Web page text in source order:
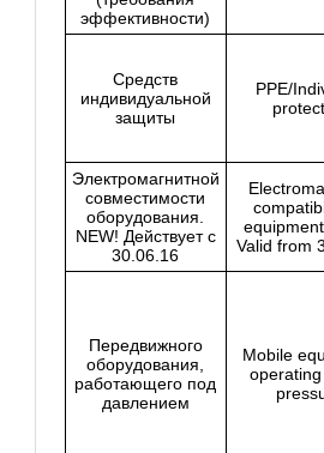
эффективности)
Средств
индивидуальной
защиты
PPE/
Электромагнитной
совместимости
оборудования.
NEW! Действует c
30.06.16
Valid from
Передвижного
оборудования,
работающего под
давлением
Mobile